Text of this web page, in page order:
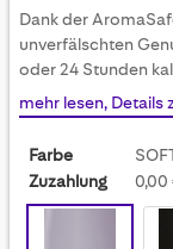
Dank der
unverfälschten
oder 24 Stunden
mehr lesen, Details
Farbe
Zuzahlung
0,00